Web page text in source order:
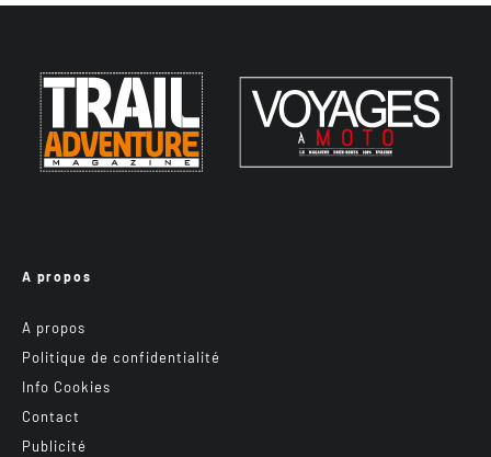
A propos
A propos
Politique de confidentialité
Info Cookies
Contact
Publicité